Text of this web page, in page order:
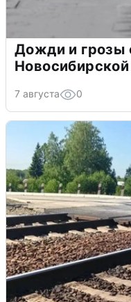
Дожди и грозы
7 августа 0